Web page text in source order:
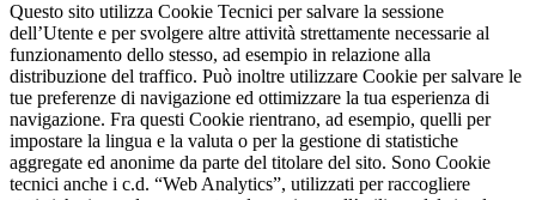
Questo sito utilizza Cookie Tecnici per salvare la sessione
dell’Utente e per svolgere altre attività strettamente necessarie al
funzionamento dello stesso, ad esempio in relazione alla
distribuzione del traffico. Può inoltre utilizzare Cookie per salvare le
tue preferenze di navigazione ed ottimizzare la tua esperienza di
navigazione. Fra questi Cookie rientrano, ad esempio, quelli per
impostare la lingua e la valuta o per la gestione di statistiche
aggregate ed anonime da parte del titolare del sito. Sono Cookie
tecnici anche i c.d. “Web Analytics”, utilizzati per raccogliere